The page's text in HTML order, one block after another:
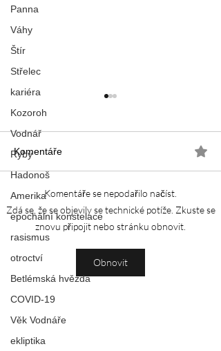
Panna
Váhy
Štír
Střelec
kariéra
Kozoroh
Vodnář
Ryby
Hadonoš
Amerika
epochální konstelace
rasismus
otroctví
Betlémská hvězda
COVID-19
Věk Vodnáře
ekliptika
URAN V BLÍŽENCÍCH -
GÉNIUS S ADHD
Komentáře
Komentáře se nepodařilo načíst.
Zdá se, že se objevily se technické potíže. Zkuste se
znovu připojit nebo stránku obnovit.
Obnovit